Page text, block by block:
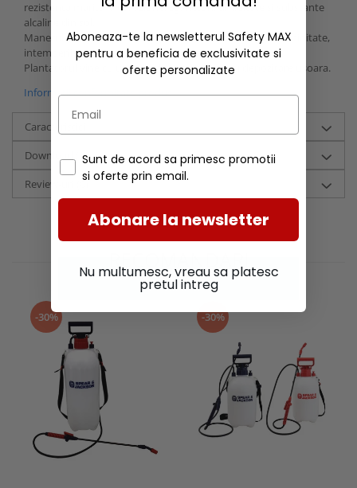
rezistenta marita la coroziune, zgarieturi, umiditate si substante
alcaline din sol.
Manerul este facut din lemn lacuit pentru rezistenta la umiditate,
intemperii si este confortabil in timpul utilizarii.
Plantatorul vine cu un snur de agatare pentru depozitare usoara.
Informatii conformitate produs
Caracteristici
Download (1)
Review-uri
(0)
RECOMANDARI
-30% -30%
Aboneaza-te la newsletterul Safety MAX
pentru a beneficia de exclusivitate si
oferte personalizate
Sunt de acord sa primesc promotii
si oferte prin email.
Abonare la newsletter
Nu multumesc, vreau sa platesc
pretul intreg